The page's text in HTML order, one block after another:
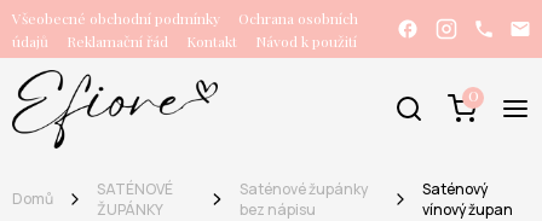
Všeobecné obchodní podmínky
Ochrana osobních
údajů
Reklamační řád Kontakt Návod k použití
0
Domů
SATÉNOVÉ
ŽUPÁNKY
Saténové župánky
bez nápisu
Saténový
vínový župan